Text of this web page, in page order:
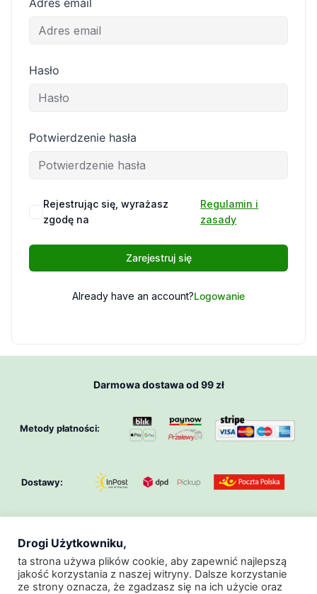
Adres email
Hasło
Potwierdzenie hasła
Rejestrując się, wyrażasz
zgodę na
Regulamin i
zasady
Zarejestruj się
Already have an account?Logowanie
Darmowa dostawa od 99 zł
Metody płatności:
Dostawy:
O Nas Klub GeoZoo
Regulamin
Regulamin Promocji
Polityka Prywatności
Drogi Użytkowniku,
ta strona używa plików cookie, aby zapewnić najlepszą
jakość korzystania z naszej witryny. Dalsze korzystanie
ze strony oznacza, że zgadzasz się na ich użycie oraz